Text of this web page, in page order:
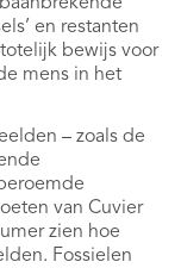
en restanten
bewijs voor
mens in het
– zoals de
van Cuvier
zien hoe
Fossielen